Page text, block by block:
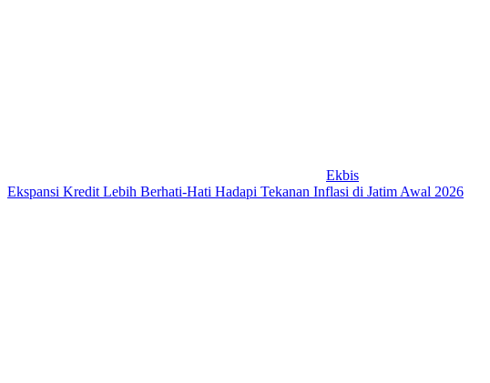
Ekbis
Ekspansi Kredit Lebih Berhati-Hati Hadapi Tekanan Inflasi di Jatim Awal 2026